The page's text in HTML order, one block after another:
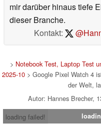
mir darüber hinaus tiefe
dieser Branche.
Kontakt:
> Notebook Test, Laptop Test
2025-10 > Google Pixel Watch 4
der Welt,
Autor: Hannes Brecher,
loading failed!